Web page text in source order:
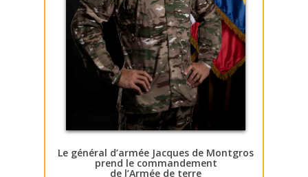
Le général d’armée Jacques de Montgros
prend le commandement
de l’Armée de terre